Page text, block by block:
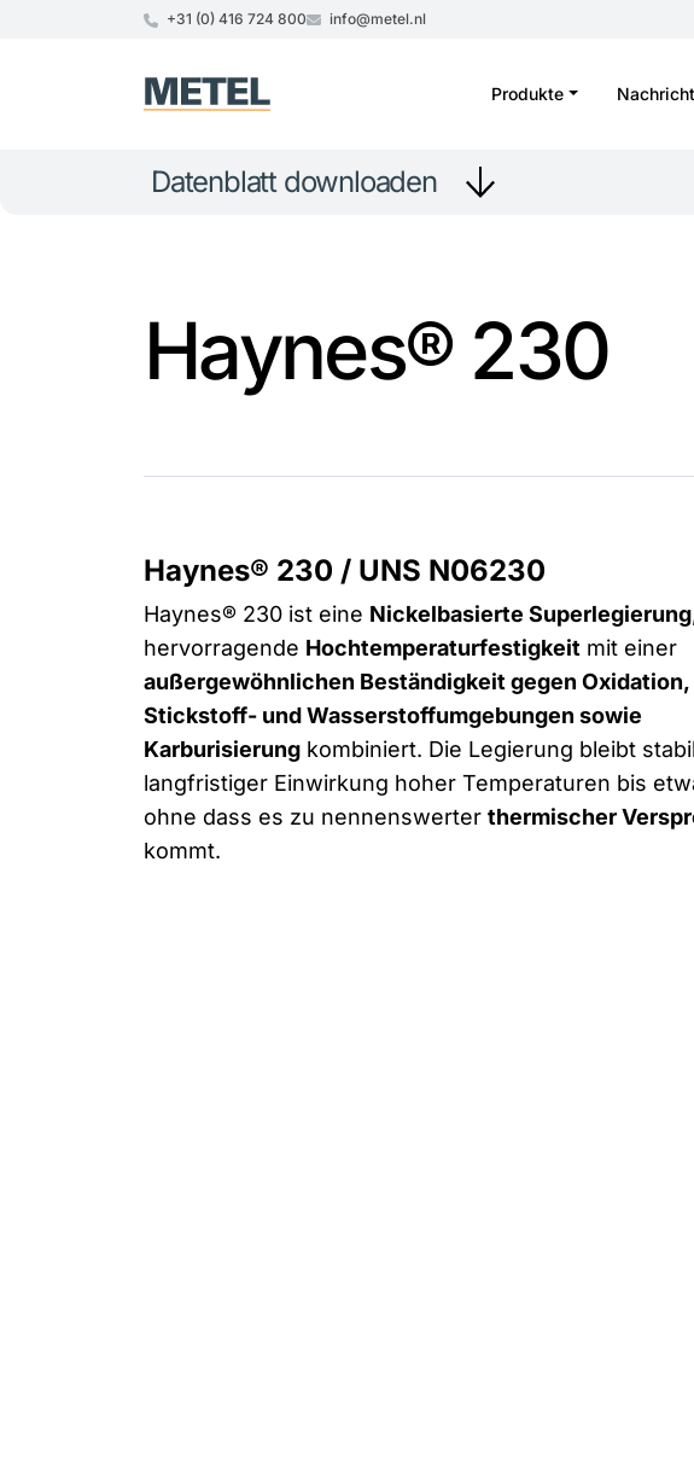
+31 (0) 416 724 800 info@metel.nl
Produkte
Datenblatt downloaden
Haynes® 230
Haynes® 230 / UNS N06230
Haynes® 230 ist eine Nickelbasierte Superlegierung
hervorragende Hochtemperaturfestigkeit mit einer
außergewöhnlichen Beständigkeit gegen Oxidation,
Stickstoff- und Wasserstoffumgebungen sowie
Karburisierung kombiniert. Die Legierung bleibt
langfristiger Einwirkung hoher Temperaturen bis
ohne dass es zu nennenswerter thermischer
kommt.